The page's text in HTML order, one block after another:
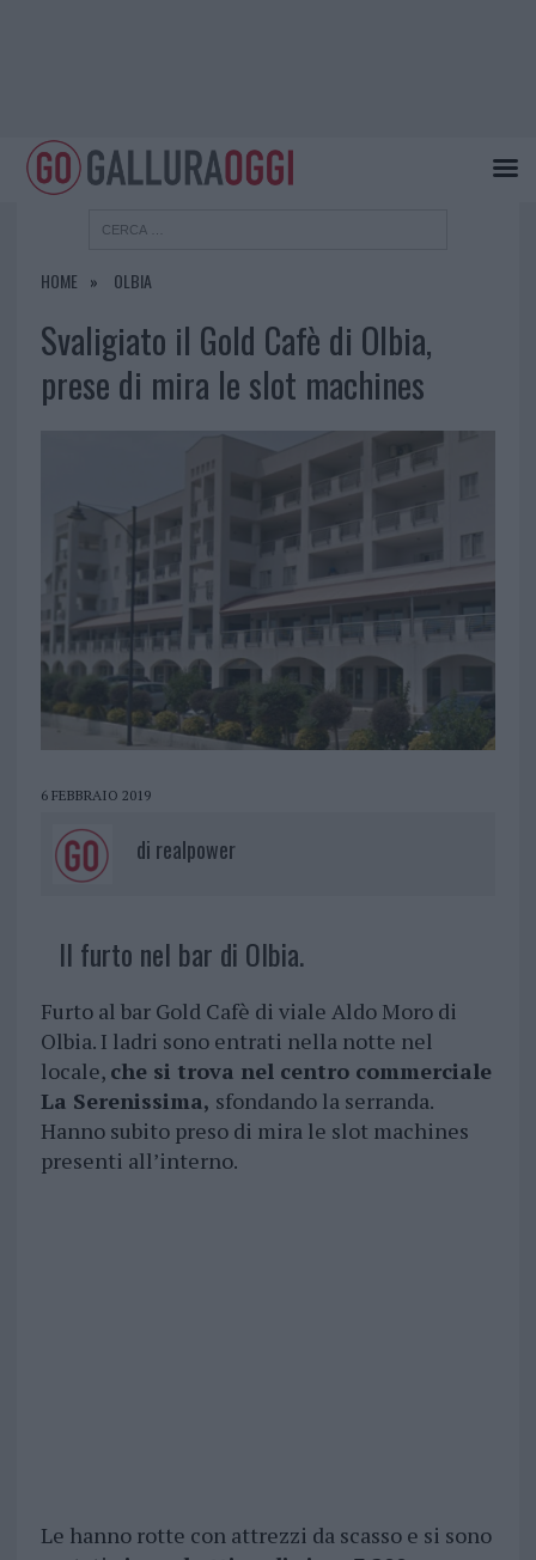
HOME OLBIA
Svaligiato il Gold Cafè di Olbia,
prese di mira le slot machines
6 FEBBRAIO 2019
di realpower
Il furto nel bar di Olbia.
Furto al bar Gold Cafè di viale Aldo Moro di
Olbia. I ladri sono entrati nella notte nel
locale, che si trova nel centro commerciale
La Serenissima, sfondando la serranda.
Hanno subito preso di mira le slot machines
presenti all’interno.
Le hanno rotte con attrezzi da scasso e si sono